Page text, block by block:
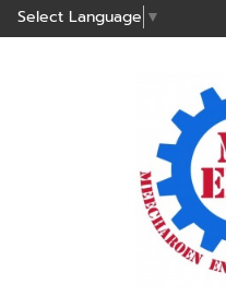
Select Language ▼